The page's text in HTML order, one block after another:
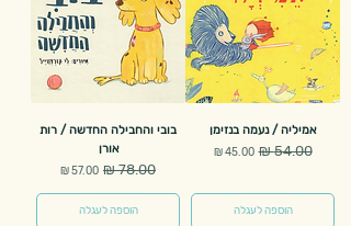
אמיליה / נעמה בנזימן
מחיר רגיל‏54.00 ‏₪ מחיר מבצע‏45.00 ‏₪
הוספה לעגלה
בובי והחבילה החדשה / רות
אורן
מחיר רגיל מחיר מבצע
הוספה לעגלה